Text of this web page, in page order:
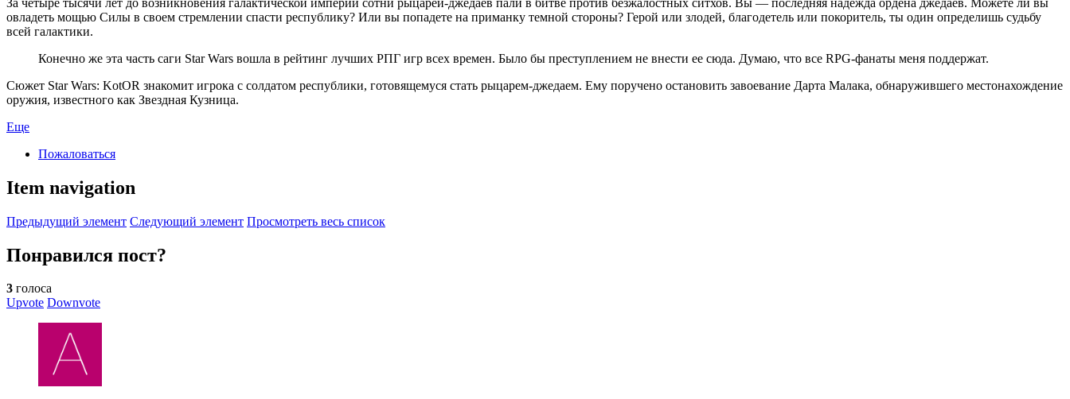
овладеть мощью Силы в своем стремлении спасти республику? Или вы попадете на приманку темной стороны? Герой или злодей, благодетель или покоритель, ты один определишь судьбу
всей галактики.
Конечно же эта часть саги Star Wars вошла в рейтинг лучших РПГ игр всех времен. Было бы преступлением не внести ее сюда. Думаю, что все RPG-фанаты меня поддержат.
Сюжет Star Wars: KotOR знакомит игрока с солдатом республики, готовящемуся стать рыцарем-джедаем. Ему поручено остановить завоевание Дарта Малака, обнаружившего местонахождение
оружия, известного как Звездная Кузница.
Еще
Пожаловаться
Item navigation
Предыдущий элемент Следующий элемент Просмотреть весь список
Понравился пост?
3 голоса
Upvote Downvote